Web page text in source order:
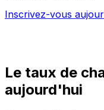
Inscrivez-vous
Le taux de
aujourd'hui